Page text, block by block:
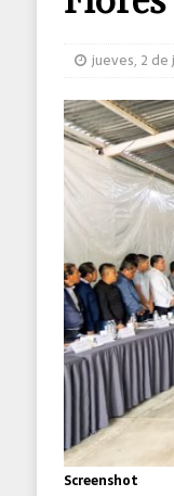
jueves, 2
Screenshot